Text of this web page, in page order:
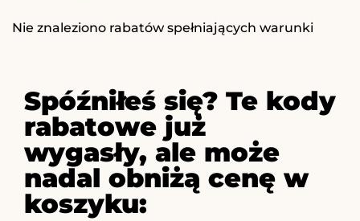
Nie znaleziono rabatów spełniających warunki
Spóźniłeś się? Te kody
rabatowe już
wygasły, ale może
nadal obniżą cenę w
koszyku: